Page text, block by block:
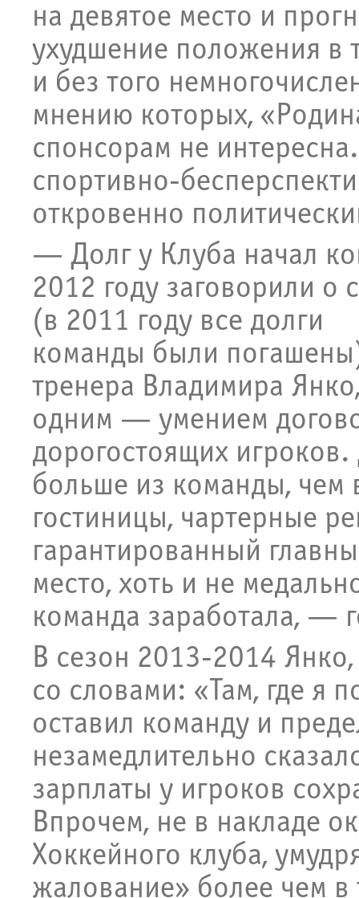
на девятое место и
ухудшение положения в
и без того
мнению которых,
спонсорам не
спортивно-
откровенно
— Долг у Клуба начал
2012 году заговорили о
(в 2011 году все долги
команды были
тренера Владимира
одним — умением
дорогостоящих
больше из команды, чем
гостиницы, чартерные
гарантированный
место, хоть и не
команда заработала, —
В сезон 2013-2014 Янко,
со словами: «Там, где я
оставил команду и
незамедлительно
зарплаты у игроков
Впрочем, не в накладе
Хоккейного клуба,
жалование» более чем